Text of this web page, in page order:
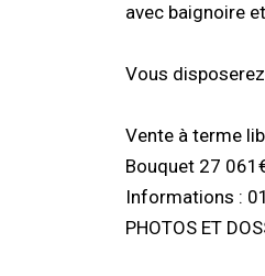
avec baignoire
Vous
Vente à terme
Bouquet 27
Informations :
PHOTOS ET